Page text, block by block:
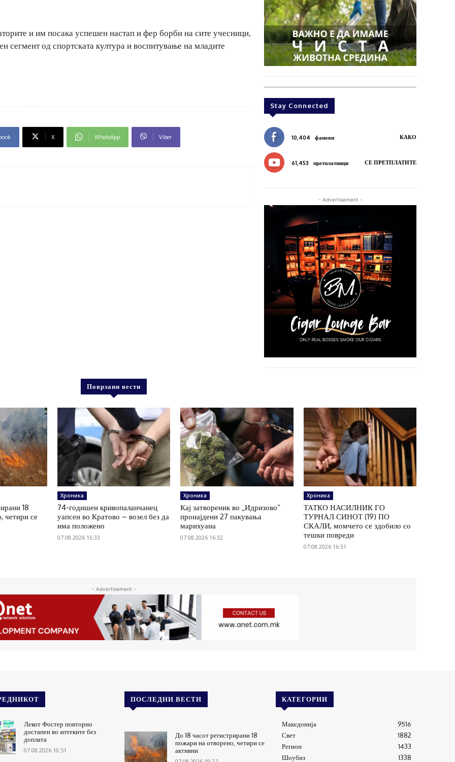
и им посака успешен настап и фер борби на сите учесници,
сегмент од спортската култура и воспитување на младите
X WhatsApp Viber
Stay Connected
10,404 фанови КАКО
61,453 претплатници СЕ ПРЕТПЛАТИТЕ
- Advertisement -
Поврзани вести
18
четири се
Хроника
74-годишен кривопаланчанец
уапсен во Кратово – возел без да
има положено
07.08.2026 16:33
Хроника
Кај затвореник во „Идризово“
пронајдени 27 пакувања
марихуана
07.08.2026 16:32
Хроника
ТАТКО НАСИЛНИК ГО
ТУРНАЛ СИНОТ (19) ПО
СКАЛИ, момчето се здобило со
тешки повреди
07.08.2026 16:31
- Advertisement -
Лекот Фостер повторно
достапен во аптеките без
доплата
07.08.2026 10:51
ПОСЛЕДНИ ВЕСТИ
До 18 часот регистрирани 18
пожари на отворено, четири се
активни
КАТЕГОРИИ
Македонија
9516
Свет
1882
Регион
1433
Шоубиз
1338